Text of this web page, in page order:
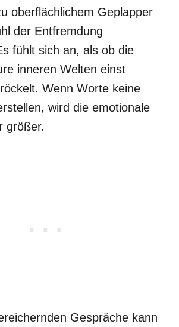
oberflächlichem Geplapper
der Entfremdung
fühlt sich an, als ob die
inneren Welten einst
Wenn Worte keine
wird die emotionale
größer.
Gespräche kann